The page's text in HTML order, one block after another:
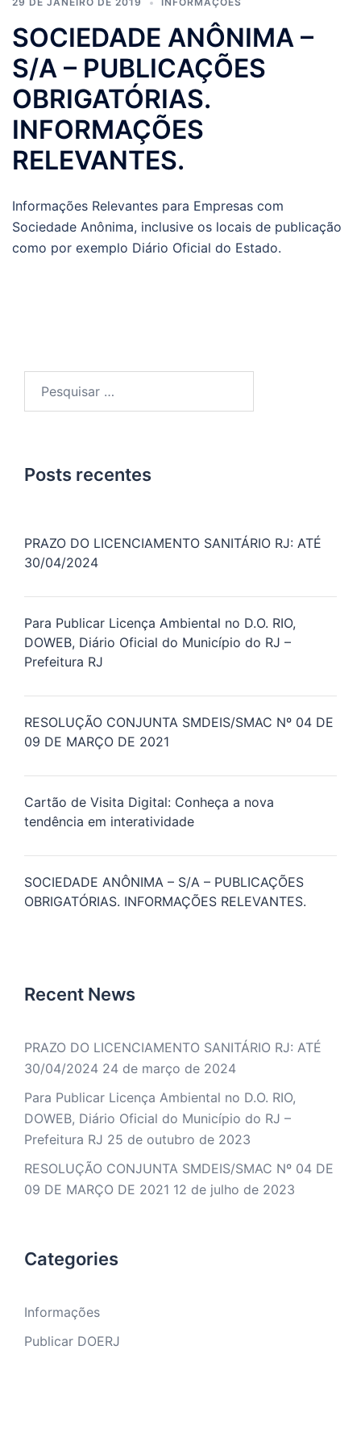
SOCIEDADE ANÔNIMA –
S/A – PUBLICAÇÕES
OBRIGATÓRIAS.
INFORMAÇÕES
RELEVANTES.
Informações Relevantes para Empresas com
Sociedade Anônima, inclusive os locais de publicação
como por exemplo Diário Oficial do Estado.
Posts recentes
PRAZO DO LICENCIAMENTO SANITÁRIO RJ: ATÉ
30/04/2024
Para Publicar Licença Ambiental no D.O. RIO,
DOWEB, Diário Oficial do Município do RJ –
Prefeitura RJ
RESOLUÇÃO CONJUNTA SMDEIS/SMAC Nº 04 DE
09 DE MARÇO DE 2021
Cartão de Visita Digital: Conheça a nova
tendência em interatividade
SOCIEDADE ANÔNIMA – S/A – PUBLICAÇÕES
OBRIGATÓRIAS. INFORMAÇÕES RELEVANTES.
Recent News
PRAZO DO LICENCIAMENTO SANITÁRIO RJ: ATÉ
30/04/2024 24 de março de 2024
Para Publicar Licença Ambiental no D.O. RIO,
DOWEB, Diário Oficial do Município do RJ –
Prefeitura RJ 25 de outubro de 2023
RESOLUÇÃO CONJUNTA SMDEIS/SMAC Nº 04 DE
09 DE MARÇO DE 2021 12 de julho de 2023
Categories
Informações
Publicar DOERJ